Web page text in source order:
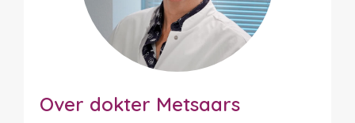
Over dokter Metsaars